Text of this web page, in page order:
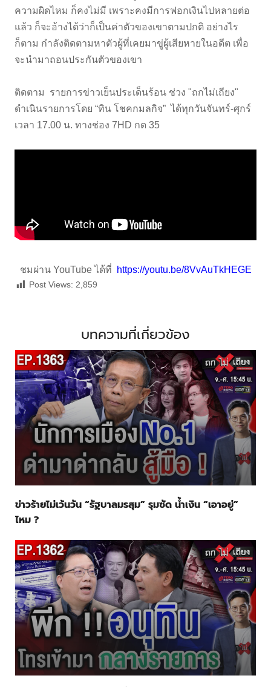
ความผิดไหม ก็คงไม่มี เพราะคงมีการฟอกเงินไปหลายต่อ
แล้ว ก็จะอ้างได้ว่าก็เป็นค่าตัวของเขาตามปกติ อย่างไร
ก็ตาม กำลังติดตามหาตัวผู้ที่เคยมาขู่ผู้เสียหายในอดีต เพื่อ
จะนำมาถอนประกันตัวของเขา
ติดตาม รายการข่าวเย็นประเด็นร้อน ช่วง "ถกไม่เถียง"
ดำเนินรายการโดย “ทิน โชคกมลกิจ” ได้ทุกวันจันทร์-ศุกร์
เวลา 17.00 น. ทางช่อง 7HD กด 35
ชมผ่าน YouTube ได้ที่ https://youtu.be/8VvAuTkHEGE
Post Views: 2,859
บทความที่เกี่ยวข้อง
ข่าวร้ายไม่เว้นวัน “รัฐบาลมรสุม” รุมซัด น้ำเงิน “เอาอยู่”
ไหม ?